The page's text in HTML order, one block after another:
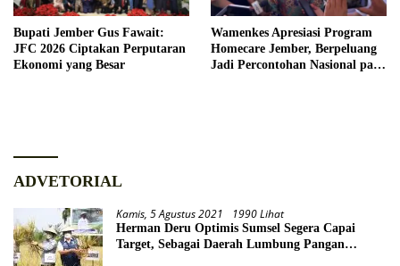
Bupati Jember Gus Fawait:
JFC 2026 Ciptakan Perputaran
Ekonomi yang Besar
Wamenkes Apresiasi Program
Homecare Jember, Berpeluang
Jadi Percontohan Nasional pada
ADVETORIAL
Kamis, 5 Agustus 2021 1990 Lihat
Herman Deru Optimis Sumsel Segera Capai
Target, Sebagai Daerah Lumbung Pangan